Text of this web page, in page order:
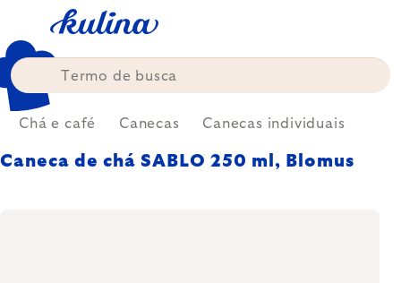
content
Chá e café Canecas Canecas individuais
Caneca de chá SABLO 250 ml, Blomus